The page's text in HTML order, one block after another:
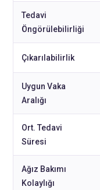
Tedavi
Öngörülebilirliği
Çıkarılabilirlik
Uygun Vaka
Aralığı
Ort. Tedavi
Süresi
Ağız Bakımı
Kolaylığı